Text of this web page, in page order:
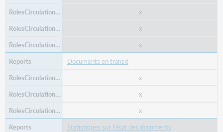
x
x
x
Documents en transit
x
x
x
Statistiques sur l'état des documents